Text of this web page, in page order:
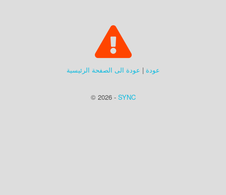
عودة | عودة الى الصفحة الرئيسية
© 2026 - SYNC